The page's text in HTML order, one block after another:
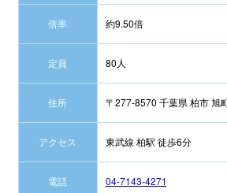
倍率 約9.50倍
定員 80人
住所 〒277-8570 千葉県 柏市 旭
アクセス 東武線 柏駅 徒歩6分
電話 04-7143-4271